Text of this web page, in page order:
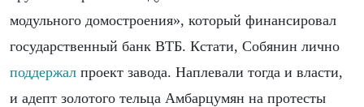
модульного домостроения», который финансировал
государственный банк ВТБ. Кстати, Собянин лично
поддержал проект завода. Наплевали тогда и власти,
и адепт золотого тельца Амбарцумян на протесты